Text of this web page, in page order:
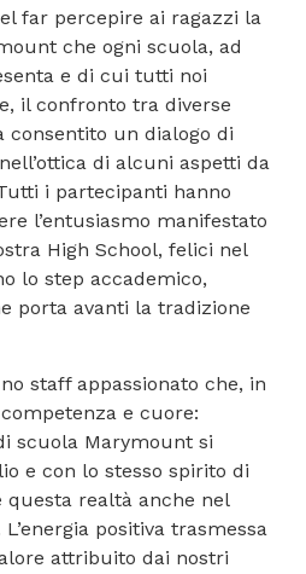
far percepire ai ragazzi la
che ogni scuola, ad
e di cui tutti noi
il confronto tra diverse
consentito un dialogo di
di alcuni aspetti da
i partecipanti hanno
l’entusiasmo manifestato
High School, felici nel
lo step accademico,
porta avanti la tradizione
staff appassionato che, in
e cuore:
scuola Marymount si
e con lo stesso spirito di
questa realtà anche nel
positiva trasmessa
attribuito dai nostri